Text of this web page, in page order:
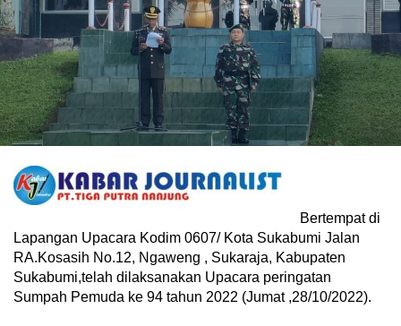
Bertempat di
Lapangan Upacara Kodim 0607/ Kota Sukabumi Jalan
RA.Kosasih No.12, Ngaweng , Sukaraja, Kabupaten
Sukabumi,telah dilaksanakan Upacara peringatan
Sumpah Pemuda ke 94 tahun 2022 (Jumat ,28/10/2022).